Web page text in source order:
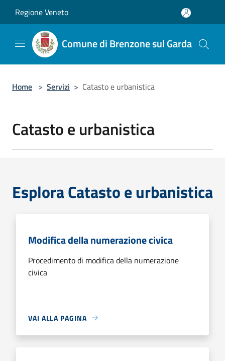
Regione Veneto
Comune di Brenzone sul Garda
Home > Servizi > Catasto e urbanistica
Catasto e urbanistica
Esplora Catasto e urbanistica
Modifica della numerazione civica
Procedimento di modifica della numerazione
civica
VAI ALLA PAGINA